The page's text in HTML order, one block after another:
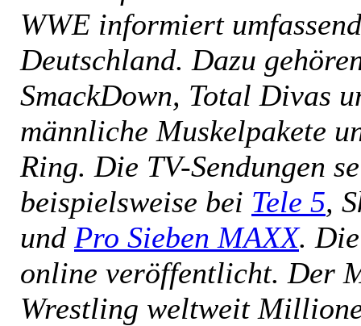
WWE informiert
Deutschland. Dazu
SmackDown, Total Divas
männliche Muskelpakete
Ring. Die TV-Sendungen
beispielsweise bei Tele 5,
und Pro Sieben MAXX.
online veröffentlicht. Der
Wrestling weltweit